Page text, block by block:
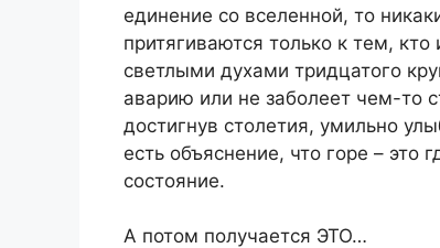
единение со вселенной, то
притягиваются только к тем,
светлыми духами тридцатого
аварию или не заболеет чем-то
достигнув столетия, умильно
есть объяснение, что горе – это
состояние.
А потом получается ЭТО…